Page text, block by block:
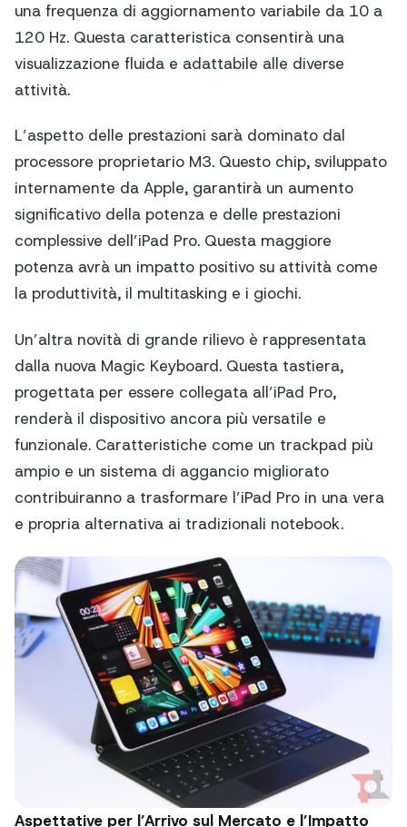
una frequenza di aggiornamento variabile da 10 a
120 Hz. Questa caratteristica consentirà una
visualizzazione fluida e adattabile alle diverse
attività.
L’aspetto delle prestazioni sarà dominato dal
processore proprietario M3. Questo chip, sviluppato
internamente da Apple, garantirà un aumento
significativo della potenza e delle prestazioni
complessive dell’iPad Pro. Questa maggiore
potenza avrà un impatto positivo su attività come
la produttività, il multitasking e i giochi.
Un’altra novità di grande rilievo è rappresentata
dalla nuova Magic Keyboard. Questa tastiera,
progettata per essere collegata all’iPad Pro,
renderà il dispositivo ancora più versatile e
funzionale. Caratteristiche come un trackpad più
ampio e un sistema di aggancio migliorato
contribuiranno a trasformare l’iPad Pro in una vera
e propria alternativa ai tradizionali notebook.
Aspettative per l’Arrivo sul Mercato e l’Impatto